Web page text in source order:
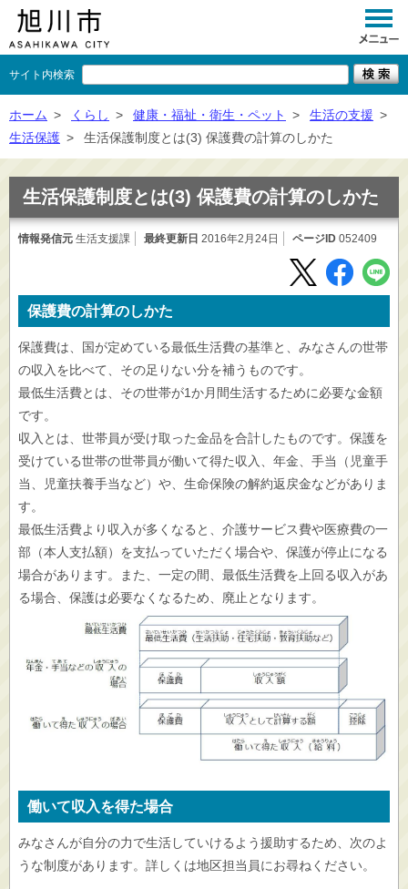
サイト内検索
くらし
観光
事業者向け
市政情報
× 閉じる
ホーム > くらし > 健康・福祉・衛生・ペット > 生活の支援 >
生活保護 > 生活保護制度とは(3) 保護費の計算のしかた
生活保護制度とは(3) 保護費の計算のしかた
情報発信元 生活支援課 最終更新日 2016年2月24日 ページID 052409
保護費の計算のしかた
保護費は、国が定めている最低生活費の基準と、みなさんの世帯
の収入を比べて、その足りない分を補うものです。
最低生活費とは、その世帯が1か月間生活するために必要な金額
です。
収入とは、世帯員が受け取った金品を合計したものです。保護を
受けている世帯の世帯員が働いて得た収入、年金、手当（児童手
当、児童扶養手当など）や、生命保険の解約返戻金などがありま
す。
最低生活費より収入が多くなると、介護サービス費や医療費の一
部（本人支払額）を支払っていただく場合や、保護が停止になる
場合があります。また、一定の間、最低生活費を上回る収入があ
る場合、保護は必要なくなるため、廃止となります。
働いて収入を得た場合
みなさんが自分の力で生活していけるよう援助するため、次のよ
うな制度があります。詳しくは地区担当員にお尋ねください。